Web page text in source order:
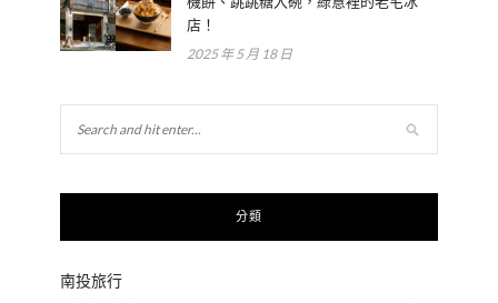
店！
2025 年 5 月 18 日
分類
南投旅行